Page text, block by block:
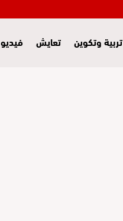
تربية وتكوين تعايش فيديو